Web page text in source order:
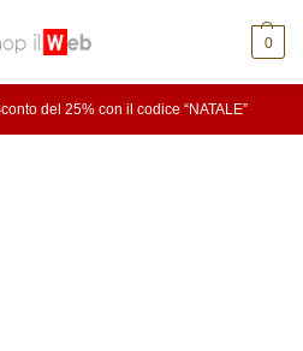
0
del 25% con il codice “NATALE”